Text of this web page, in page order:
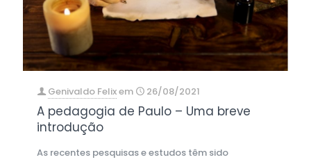
Genivaldo Felixem 26/08/2021
A pedagogia de Paulo – Uma breve
introdução
As recentes pesquisas e estudos têm sido